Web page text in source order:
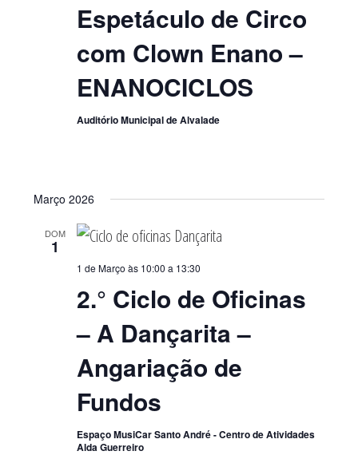
Espetáculo de Circo
com Clown Enano –
ENANOCICLOS
Auditório Municipal de Alvalade
Março 2026
DOM
1
2.° Ciclo de Oficinas
– A Dançarita –
Angariação de
Fundos
1 de Março às 10:00 a 13:30
Espaço MusiCar Santo André - Centro de Atividades
Alda Guerreiro